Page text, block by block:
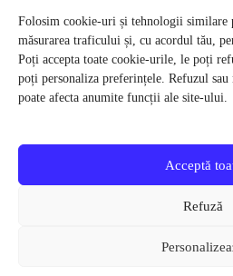
Folosim cookie-uri și tehnologii similare
măsurarea traficului și, cu acordul tău,
Poți accepta toate cookie-urile, le poți
poți personaliza preferințele. Refuzul
poate afecta anumite funcții ale site-ului.
Acceptă
Refuză
Retur
Cariere
Politica de Confidentialitate
Politica de cookie-uri